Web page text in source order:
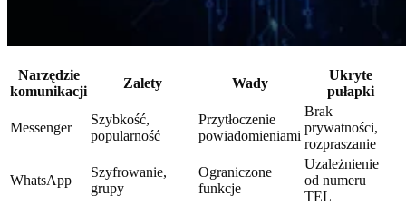
Narzędzie
komunikacji
Zalety Wady
Ukryte
pułapki
Messenger
Szybkość,
popularność
Przytłoczenie
powiadomieniami
Brak
prywatności,
rozpraszanie
WhatsApp
Szyfrowanie,
grupy
Ograniczone
funkcje
Uzależnienie
od numeru
TEL